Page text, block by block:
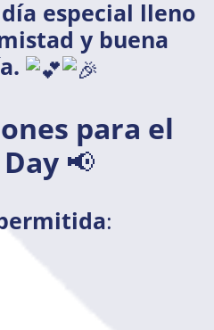
especial lleno
y buena
para el
📢
: